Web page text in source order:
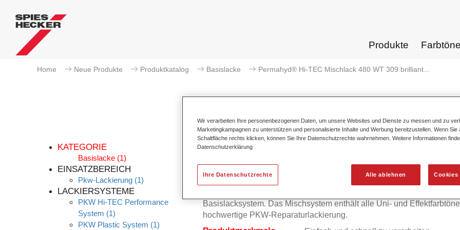
Produkte Farbtöne
Home Neue Produkte Produktkatalog Basislacke Permahyd® Hi-TEC Mischlack 480 WT 309 brilliant...
KATEGORIE
Basislacke (1)
EINSATZBEREICH
Pkw-Lackierung (1)
LACKIERSYSTEME
PKW Hi-TEC Performance
System (1)
PKW Plastic System (1)
Permahyd® Hi-TEC Mischlack 480
Basislacksystem. Das Mischsystem enthält alle Uni- und
hochwertige PKW-Reparaturlackierung.
Wir verarbeiten Ihre personenbezogenen Daten, um unsere Websites und Dienste zu messen und zu
Marketingkampagnen zu unterstützen und personalisierte Inhalte und Werbung bereitzustellen. Wenn Sie
Schaltfläche rechts klicken, können Sie Ihre Datenschutzrechte wahrnehmen. Weitere Informationen
Datenschutzerklärung
Alle ablehnen Cookies
Ihre Datenschutzrechte